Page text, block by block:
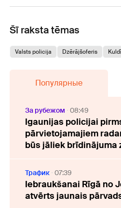
Šī raksta tēmas
Valsts policija Dzērājšoferis
Популярные
За рубежом 08:49
Igaunijas policijai
pārvietojamajiem
būs jāliek brīdinājuma
Трафик 07:39
Iebraukšanai Rīgā no
atvērts jaunais